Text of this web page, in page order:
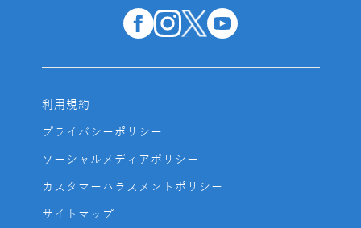
利用規約
プライバシーポリシー
ソーシャルメディアポリシー
カスタマーハラスメントポリシー
サイトマップ